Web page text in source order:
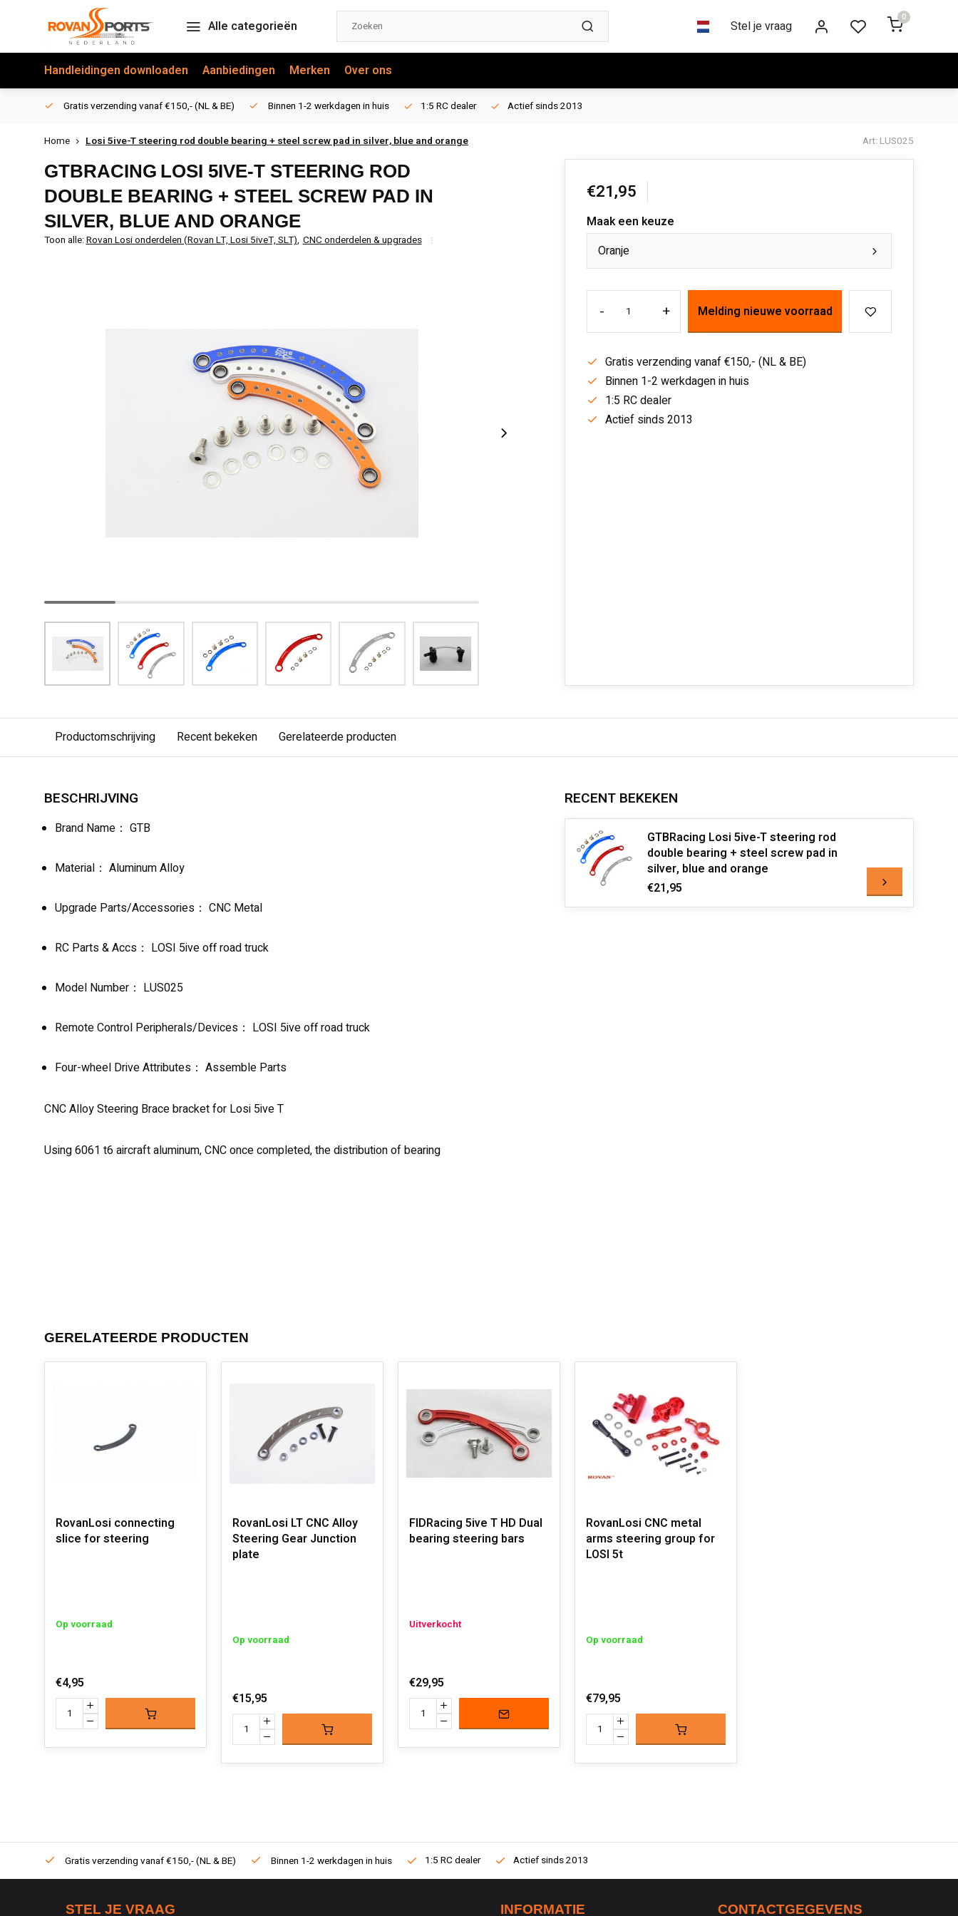
Alle categorieën Stel je vraag
0
Handleidingen downloaden Aanbiedingen Merken Over ons
Gratis verzending vanaf €150,- (NL & BE) Binnen 1-2 werkdagen in huis 1:5 RC dealer Actief sinds 2013
Home Losi 5ive-T steering rod double bearing + steel screw pad in silver, blue and orange Art: LUS025
GTBRACING LOSI 5IVE-T STEERING ROD
DOUBLE BEARING + STEEL SCREW PAD IN
SILVER, BLUE AND ORANGE
Toon alle:Rovan Losi onderdelen (Rovan LT, Losi 5iveT, SLT), CNC onderdelen & upgrades
€21,95
Maak een keuze
Oranje
- + Melding nieuwe voorraad
Gratis verzending vanaf €150,- (NL & BE)
Binnen 1-2 werkdagen in huis
1:5 RC dealer
Actief sinds 2013
Productomschrijving Recent bekeken Gerelateerde producten
BESCHRIJVING
Brand Name： GTB
Material： Aluminum Alloy
Upgrade Parts/Accessories： CNC Metal
RC Parts & Accs： LOSI 5ive off road truck
Model Number： LUS025
Remote Control Peripherals/Devices： LOSI 5ive off road truck
Four-wheel Drive Attributes： Assemble Parts
CNC Alloy Steering Brace bracket for Losi 5ive T
Using 6061 t6 aircraft aluminum, CNC once completed, the distribution of bearing
RECENT BEKEKEN
GTBRacing Losi 5ive-T steering rod
double bearing + steel screw pad in
silver, blue and orange
€21,95
GERELATEERDE PRODUCTEN
RovanLosi connecting
slice for steering
Op voorraad
€4,95
RovanLosi LT CNC Alloy
Steering Gear Junction
plate
Op voorraad
€15,95
FIDRacing 5ive T HD Dual
bearing steering bars
Uitverkocht
€29,95
RovanLosi CNC metal
arms steering group for
LOSI 5t
Op voorraad
€79,95
Gratis verzending vanaf €150,- (NL & BE) Binnen 1-2 werkdagen in huis 1:5 RC dealer Actief sinds 2013
STEL JE VRAAG INFORMATIE CONTACTGEGEVENS